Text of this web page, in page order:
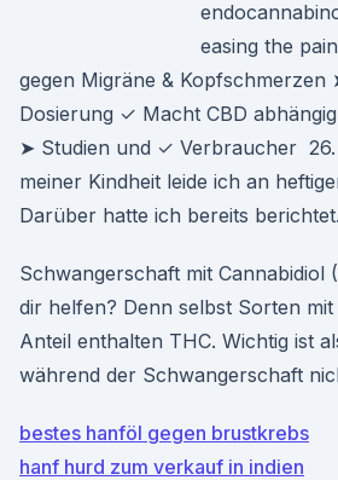
easing the
gegen Migräne & Kopfschmerzen
Dosierung ✓ Macht CBD
➤ Studien und ✓ Verbraucher 26.
meiner Kindheit leide ich an
Darüber hatte ich bereits berichtet.
Schwangerschaft mit Cannabidiol
dir helfen? Denn selbst Sorten
Anteil enthalten THC. Wichtig ist
während der Schwangerschaft
bestes hanföl gegen brustkrebs
hanf hurd zum verkauf in indien